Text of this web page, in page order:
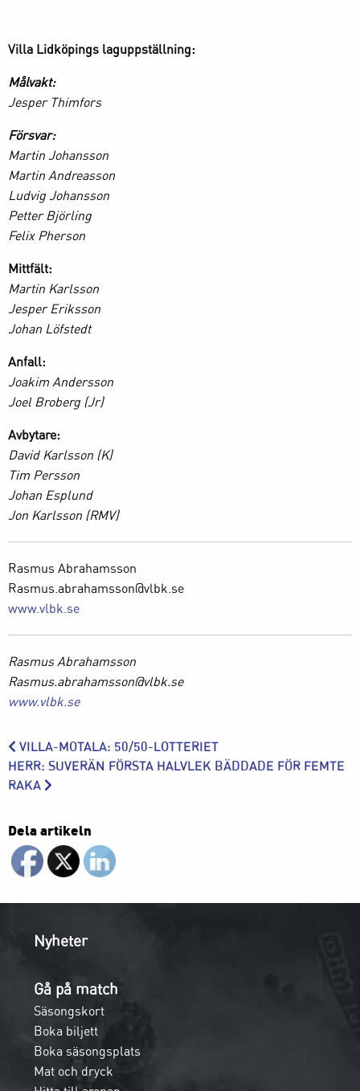
Villa Lidköpings laguppställning:
Målvakt:
Jesper Thimfors
Försvar:
Martin Johansson
Martin Andreasson
Ludvig Johansson
Petter Björling
Felix Pherson
Mittfält:
Martin Karlsson
Jesper Eriksson
Johan Löfstedt
Anfall:
Joakim Andersson
Joel Broberg (Jr)
Avbytare:
David Karlsson (K)
Tim Persson
Johan Esplund
Jon Karlsson (RMV)
Rasmus Abrahamsson
Rasmus.abrahamsson@vlbk.se
www.vlbk.se
Rasmus Abrahamsson
Rasmus.abrahamsson@vlbk.se
www.vlbk.se
VILLA-MOTALA: 50/50-LOTTERIET
HERR: SUVERÄN FÖRSTA HALVLEK BÄDDADE FÖR FEMTE
RAKA
Dela artikeln
Nyheter
Gå på match
Säsongskort
Boka biljett
Boka säsongsplats
Mat och dryck